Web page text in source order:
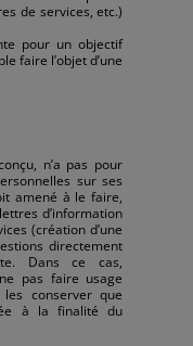
de services, etc.)
pour un objectif
faire l’objet d’une
n’a pas pour
sur ses
amené à le faire,
d’information
(création d’une
directement
Dans ce cas,
ne pas faire usage
conserver que
à la finalité du